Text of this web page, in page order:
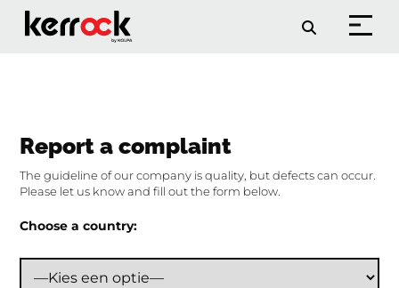
Report a complaint
The guideline of our company is quality, but defects can occur.
Please let us know and fill out the form below.
Choose a country: